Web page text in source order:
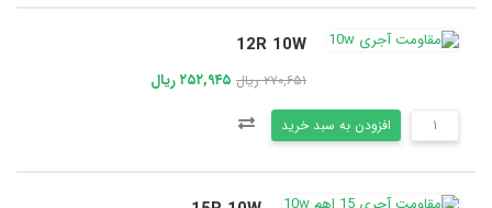
12R 10W
۲۷۰,۶۵۱ ریال ۲۵۲,۹۴۵ ریال
افزودن به سبد خرید